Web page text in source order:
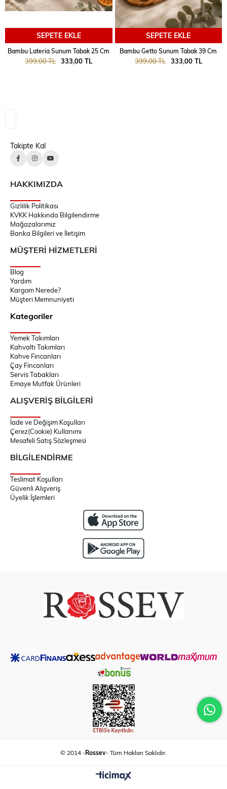
SEPETE EKLE
Bambu Lateria Sunum Tabak 25 Cm
333,00 TL
399,00 TL
SEPETE EKLE
Bambu Getto Sunum Tabak 39 Cm
333,00 TL
399,00 TL
Takipte Kal
HAKKIMIZDA
Gizlilik Politikası
KVKK Hakkında Bilgilendirme
Mağazalarımız
Banka Bilgileri ve İletişim
MÜŞTERİ HİZMETLERİ
Blog
Yardım
Kargom Nerede?
Müşteri Memnuniyeti
Kategoriler
Yemek Takımları
Kahvaltı Takımları
Kahve Fincanları
Çay Fincanları
Servis Tabakları
Emaye Mutfak Ürünleri
ALIŞVERİŞ BİLGİLERİ
İade ve Değişim Koşulları
Çerez(Cookie) Kullanımı
Mesafeli Satış Sözleşmesi
BİLGİLENDİRME
Teslimat Koşulları
Güvenli Alışveriş
Üyelik İşlemleri
© 2014 -Rossev- Tüm Hakları Saklıdır.